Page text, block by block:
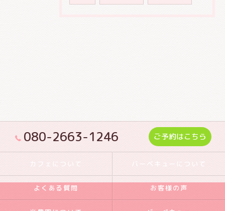
080-2663-1246 ご予約はこちら
バーベキューについて
よくある質問 お客様の声